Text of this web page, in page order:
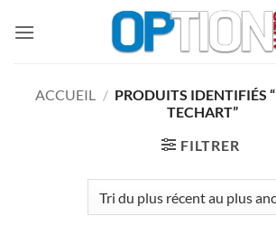
ACCUEIL / PRODUITS IDENTIFIÉS
TECHART”
FILTRER